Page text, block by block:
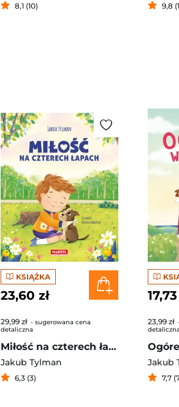
8,1 (10) 9,8
KSIĄŻKA
23,60 zł
29,99 zł - sugerowana cena
detaliczna
Miłość na czterech łapach
Jakub Tylman
6,3 (3)
17,73
23,99 zł
Jakub
7,7